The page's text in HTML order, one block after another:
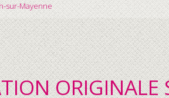
sur-Mayenne
ORIGINALE